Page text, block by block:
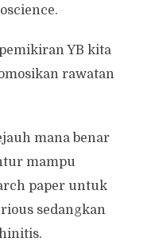
YB kita
rawatan
mana benar
mampu
paper untuk
sedangkan